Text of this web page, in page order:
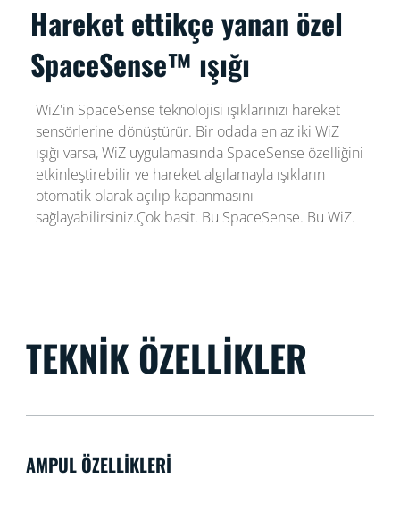
Hareket ettikçe yanan özel
SpaceSense™ ışığı
WiZ'in SpaceSense teknolojisi ışıklarınızı hareket
sensörlerine dönüştürür. Bir odada en az iki WiZ
ışığı varsa, WiZ uygulamasında SpaceSense özelliğini
etkinleştirebilir ve hareket algılamayla ışıkların
otomatik olarak açılıp kapanmasını
sağlayabilirsiniz.Çok basit. Bu SpaceSense. Bu WiZ.
TEKNIK ÖZELLIKLER
AMPUL ÖZELLIKLERI